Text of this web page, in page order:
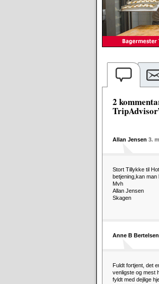
2
Allan Jensen 3.
Stort Tillykke til
betjening,kan
Mvh
Allan Jensen
Skagen
Anne B Bertelsen
Fuldt fortjent, det
venligste og mest
fyldt med dejlige